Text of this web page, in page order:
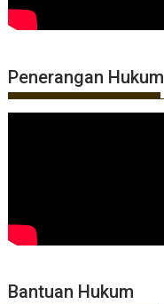
Penerangan Hukum
Bantuan Hukum